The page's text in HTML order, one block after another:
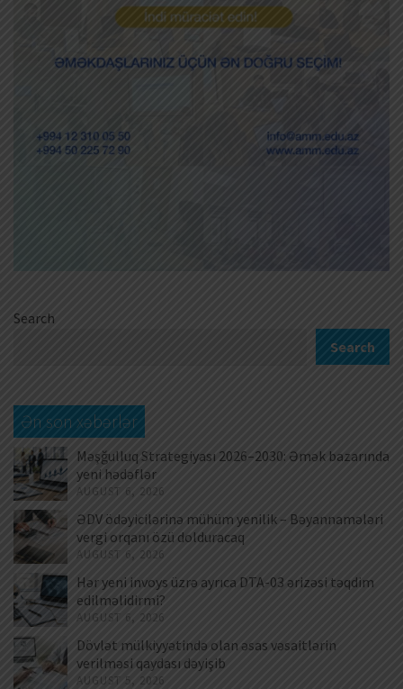
Search
Search
Ən son xəbərlər
Məşğulluq Strategiyası 2026–2030: Əmək bazarında
yeni hədəflər
AUGUST 6, 2026
ƏDV ödəyicilərinə mühüm yenilik – Bəyannamələri
vergi orqanı özü dolduracaq
AUGUST 6, 2026
Hər yeni invoys üzrə ayrıca DTA-03 ərizəsi təqdim
edilməlidirmi?
AUGUST 6, 2026
Dövlət mülkiyyətində olan əsas vəsaitlərin
verilməsi qaydası dəyişib
AUGUST 5, 2026